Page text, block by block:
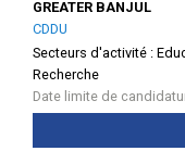
GREATER BANJUL
CDDU
Secteurs d'activité :
Recherche
Date limite de